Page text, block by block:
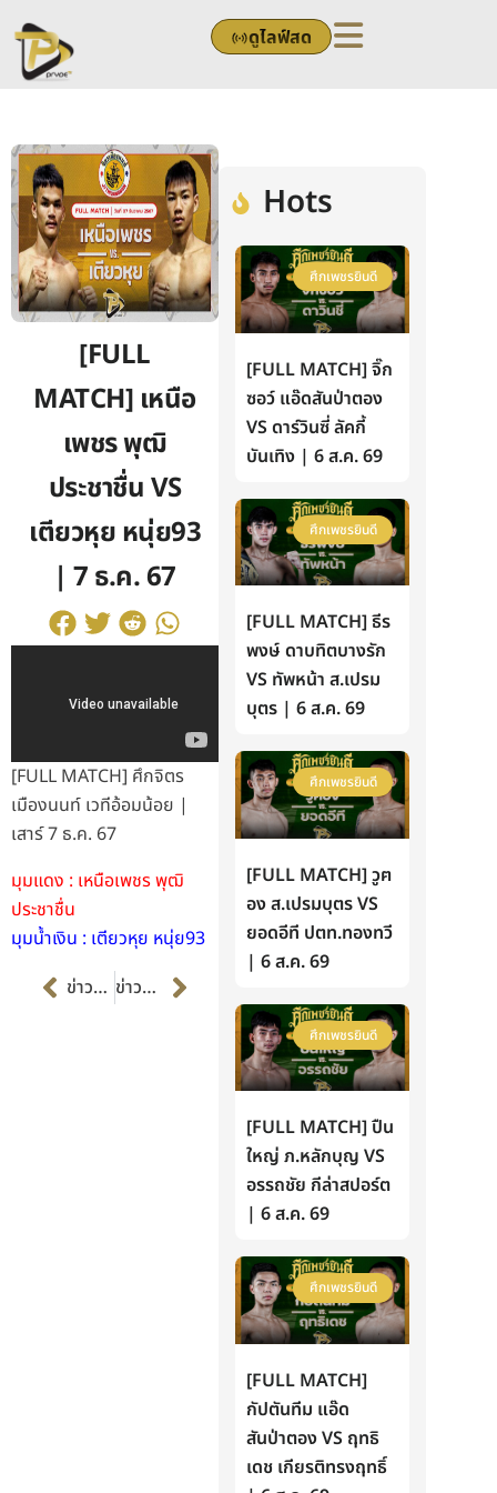
to
content
ดูไลฟ์สด
[FULL
MATCH] เหนือ
เพชร พุฒิ
ประชาชื่น VS
เตียวหุย หนุ่ย93
| 7 ธ.ค. 67
[FULL MATCH] ศึกจิตร
เมืองนนท์ เวทีอ้อมน้อย |
เสาร์ 7 ธ.ค. 67
มุมแดง : เหนือเพชร พุฒิ
ประชาชื่น
มุมน้ำเงิน : เตียวหุย หนุ่ย93
Prevข่าวก่อนหน้า ข่าวต่อไป Next
Hots
ศึกเพชรยินดี
[FULL MATCH] จิ๊ก
ซอว์ แอ๊ดสันป่าตอง
VS ดาร์วินซี่ ลัคกี้
บันเทิง | 6 ส.ค. 69
ศึกเพชรยินดี
[FULL MATCH] ธีร
พงษ์ ดาบทิตบางรัก
VS ทัพหน้า ส.เปรม
บุตร | 6 ส.ค. 69
ศึกเพชรยินดี
[FULL MATCH] วูฅ
อง ส.เปรมบุตร VS
ยอดอีที ปตท.ทองทวี
| 6 ส.ค. 69
ศึกเพชรยินดี
[FULL MATCH] ปืน
ใหญ่ ภ.หลักบุญ VS
อรรถชัย กีล่าสปอร์ต
| 6 ส.ค. 69
ศึกเพชรยินดี
[FULL MATCH]
กัปตันทีม แอ๊ด
สันป่าตอง VS ฤทธิ
เดช เกียรติทรงฤทธิ์